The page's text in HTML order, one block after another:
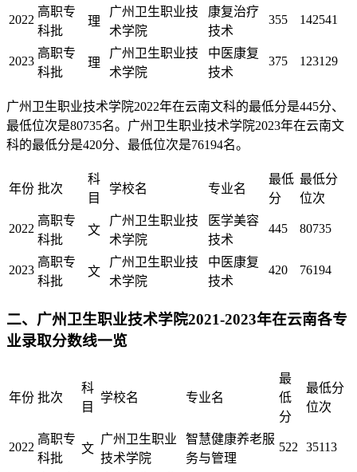
2022
高职专
科批
理
广州卫生职业技
术学院
康复治疗
技术
355 142541
2023
高职专
科批
理
广州卫生职业技
术学院
中医康复
技术
375 123129
广州卫生职业技术学院2022年在云南文科的最低分是445分、
最低位次是80735名。广州卫生职业技术学院2023年在云南文
科的最低分是420分、最低位次是76194名。
年份 批次
科
目
学校名 专业名
最低
分
最低分
位次
2022
高职专
科批
文
广州卫生职业技
术学院
医学美容
技术
445 80735
2023
高职专
科批
文
广州卫生职业技
术学院
中医康复
技术
420 76194
二、广州卫生职业技术学院2021-2023年在云南各专
业录取分数线一览
年份 批次
科
目
学校名 专业名
最
低
分
最低分
位次
2022
高职专
科批
文
广州卫生职业
技术学院
智慧健康养老服
务与管理
522 35113